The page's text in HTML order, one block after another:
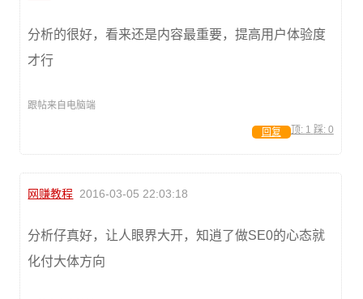
分析的很好，看来还是内容最重要，提高用户体验度
才行
跟帖来自电脑端
顶: 1 踩: 0
回复
网赚教程 2016-03-05 22:03:18
分析仔真好，让人眼界大开，知逍了做SE0的心态就
化付大体方向